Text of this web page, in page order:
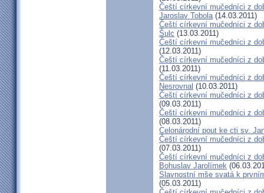
Čeští církevní mučedníci z
Jaroslav Tobola(14.03.2011)
Čeští církevní mučedníci z
Šulc (13.03.2011)
Čeští církevní mučedníci z
(12.03.2011)
Čeští církevní mučedníci z
(11.03.2011)
Čeští církevní mučedníci z
Nesrovnal (10.03.2011)
Čeští církevní mučedníci z
(09.03.2011)
Čeští církevní mučedníci z
(08.03.2011)
Celonárodní pout ke cti sv.
Čeští církevní mučedníci z
(07.03.2011)
Čeští církevní mučedníci z
Bohuslav Jarolímek
Slavnostní mše svatá k
(05.03.2011)